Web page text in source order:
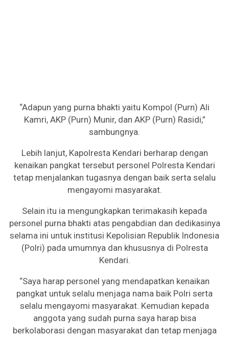
“Adapun yang purna bhakti yaitu Kompol (Purn) Ali
Kamri, AKP (Purn) Munir, dan AKP (Purn) Rasidi,”
sambungnya.
Lebih lanjut, Kapolresta Kendari berharap dengan
kenaikan pangkat tersebut personel Polresta Kendari
tetap menjalankan tugasnya dengan baik serta selalu
mengayomi masyarakat.
Selain itu ia mengungkapkan terimakasih kepada
personel purna bhakti atas pengabdian dan dedikasinya
selama ini untuk institusi Kepolisian Republik Indonesia
(Polri) pada umumnya dan khususnya di Polresta
Kendari.
“Saya harap personel yang mendapatkan kenaikan
pangkat untuk selalu menjaga nama baik Polri serta
selalu mengayomi masyarakat. Kemudian kepada
anggota yang sudah purna saya harap bisa
berkolaborasi dengan masyarakat dan tetap menjaga